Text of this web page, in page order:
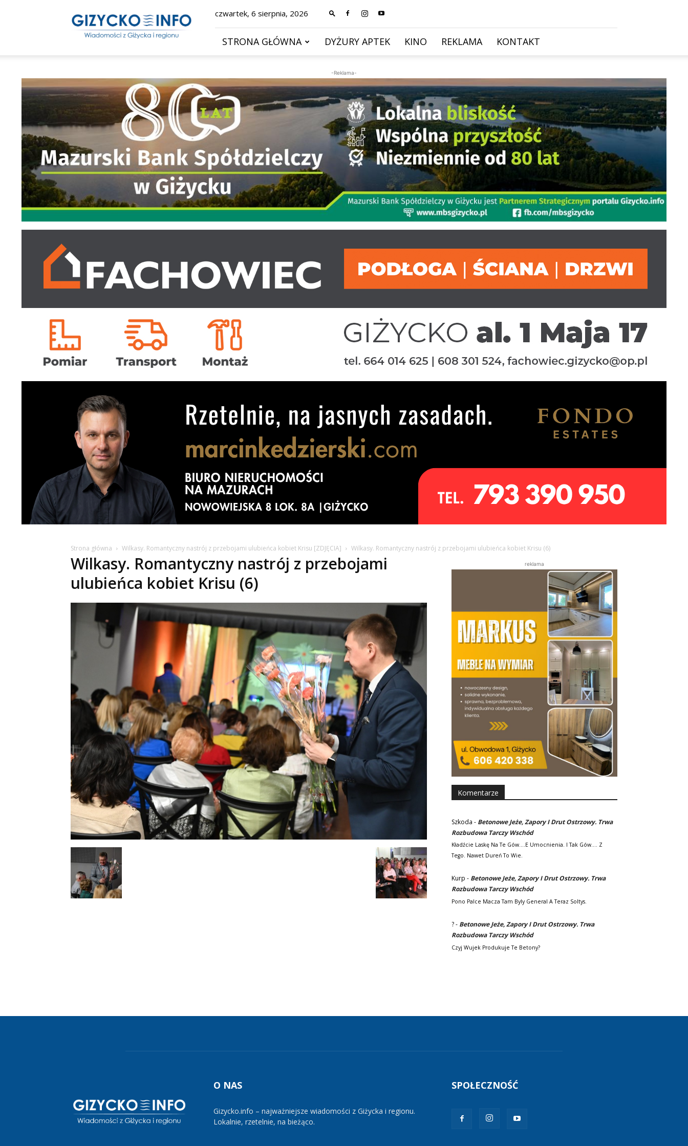
–
wiadomości
czwartek, 6 sierpnia, 2026
STRONA GŁÓWNA DYŻURY APTEK KINO REKLAMA KONTAKT
-Reklama-
Strona główna Wilkasy. Romantyczny nastrój z przebojami ulubieńca kobiet Krisu [ZDJĘCIA] Wilkasy. Romantyczny nastrój z przebojami ulubieńca kobiet Krisu (6)
Wilkasy. Romantyczny nastrój z przebojami
ulubieńca kobiet Krisu (6)
reklama
Komentarze
Szkoda - Betonowe Jeże, Zapory I Drut Ostrzowy. Trwa
Rozbudowa Tarczy Wschód
Kładźcie Laskę Na Te Gów....e Umocnienia. I Tak Gów.... Z
Tego. Nawet Dureń To Wie.
Kurp - Betonowe Jeże, Zapory I Drut Ostrzowy. Trwa
Rozbudowa Tarczy Wschód
Pono Palce Macza Tam Byly General A Teraz Soltys.
?- Betonowe Jeże, Zapory I Drut Ostrzowy. Trwa
Rozbudowa Tarczy Wschód
Czyj Wujek Produkuje Te Betony?
O NAS
Gizycko.info – najważniejsze wiadomości z Giżycka i regionu.
Lokalnie, rzetelnie, na bieżąco.
SPOŁECZNOŚĆ